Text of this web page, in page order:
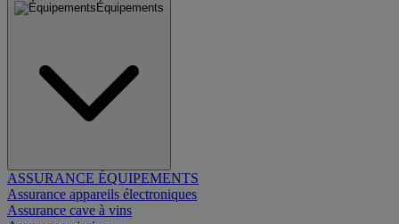
Équipements
ASSURANCE ÉQUIPEMENTS
Assurance appareils électroniques
Assurance cave à vins